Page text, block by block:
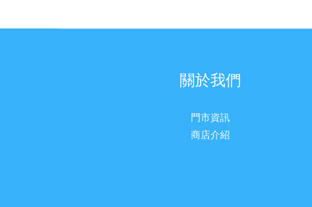
關於我們
門市資訊
商店介紹